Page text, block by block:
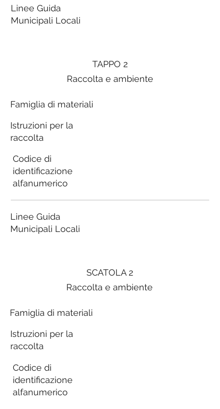
Linee Guida
Municipali Locali
SCATOLA 2
Raccolta e ambiente
Famiglia di materiali
Istruzioni per la
raccolta
Codice di
identificazione
alfanumerico
TAPPO 2
Raccolta e ambiente
Famiglia di materiali
Istruzioni per la
raccolta
Codice di
identificazione
alfanumerico
Linee Guida
Municipali Locali